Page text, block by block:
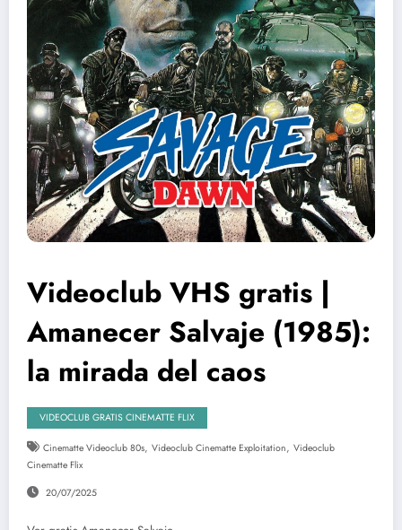
Videoclub VHS gratis |
Amanecer Salvaje (1985):
la mirada del caos
VIDEOCLUB GRATIS CINEMATTE FLIX
Cinematte Videoclub 80s, Videoclub Cinematte Exploitation, Videoclub
Cinematte Flix
20/07/2025